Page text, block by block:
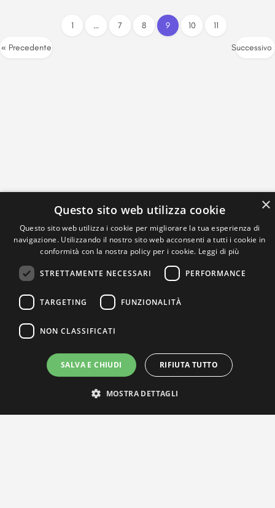
« Precedente
1 … 7 8 9 10 11
Successivo
×
Questo sito web utilizza cookie
Questo sito web utilizza i cookie per migliorare la tua esperienza di
navigazione. Utilizzando il nostro sito web acconsenti a tutti i cookie in
conformità con la nostra policy per i cookie. Leggi di più
STRETTAMENTE NECESSARI PERFORMANCE
TARGETING FUNZIONALITÀ
NON CLASSIFICATI
SALVA E CHIUDI RIFIUTA TUTTO
MOSTRA DETTAGLI